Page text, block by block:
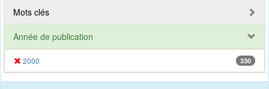
Mots clés
Année de publication
2000 330